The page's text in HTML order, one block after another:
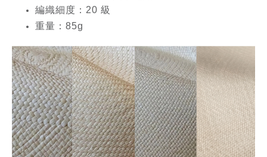
編織細度：20 級
重量：85g